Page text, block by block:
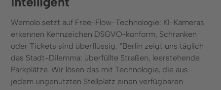
Wemolo setzt auf Free-Flow-Technologie: KI-Kameras
erkennen Kennzeichen DSGVO-konform, Schranken
oder Tickets sind überflüssig. “Berlin zeigt uns täglich
das Stadt-Dilemma: überfüllte Straßen, leerstehende
Parkplätze. Wir lösen das mit Technologie, die aus
jedem ungenutzten Stellplatz einen verfügbaren